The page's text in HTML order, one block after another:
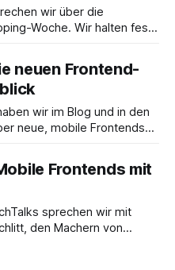
wir über die
Woche. Wir halten fest:
von kritischen
vor ein paar Jahren gang
nichts
neuen Frontend-
wir im Blog und in den
neue, mobile Frontends
#47: Wenn
Aber welche Technologien
da draußen, wie
Frontends mit
sprechen wir mit
den Machern von
mobile Interfaces – oder,